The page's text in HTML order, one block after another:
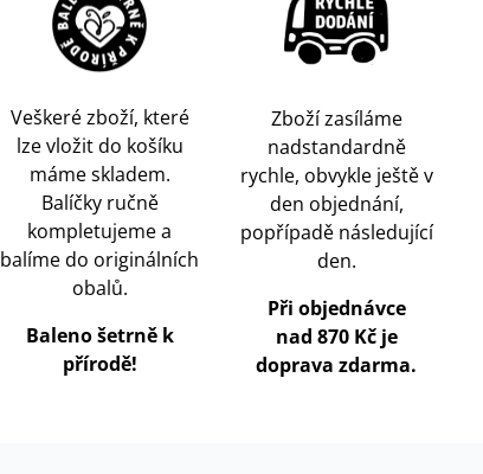
Veškeré zboží, které
lze vložit do košíku
máme skladem.
Balíčky ručně
kompletujeme a
balíme do originálních
obalů.
Baleno šetrně k
přírodě!
Zboží zasíláme
nadstandardně
rychle, obvykle ještě v
den objednání,
popřípadě následující
den.
Při objednávce
nad 870 Kč je
doprava zdarma.